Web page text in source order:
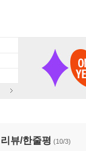
리뷰/한줄평 (10/3)